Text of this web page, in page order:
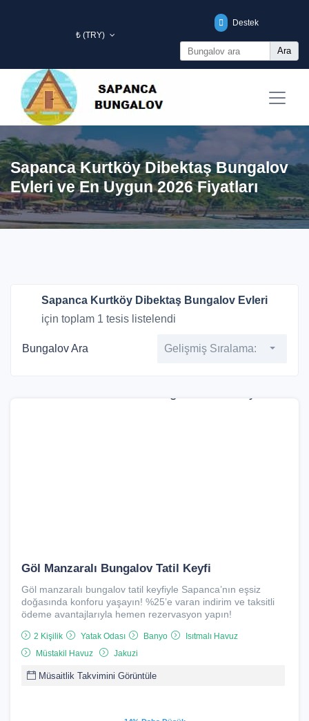
₺ (TRY)
Destek
Ara
Sapanca Kurtköy Dibektaş Bungalov
Evleri ve En Uygun 2026 Fiyatları
Sapanca Kurtköy Dibektaş Bungalov Evleri
için toplam 1 tesis listelendi
Bungalov Ara Gelişmiş Sıralama:
Göl Manzaralı Bungalov Tatil Keyfi
Göl manzaralı bungalov tatil keyfiyle Sapanca’nın eşsiz
doğasında konforu yaşayın! %25’e varan indirim ve taksitli
ödeme avantajlarıyla hemen rezervasyon yapın!
2 Kişilik Yatak Odası Banyo
Isıtmalı Havuz
Müstakil Havuz
Jakuzi
Müsaitlik Takvimini Görüntüle